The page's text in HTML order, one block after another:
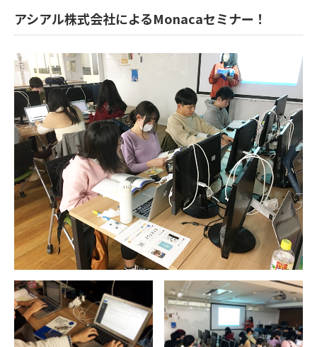
アシアル株式会社によるMonacaセミナー！